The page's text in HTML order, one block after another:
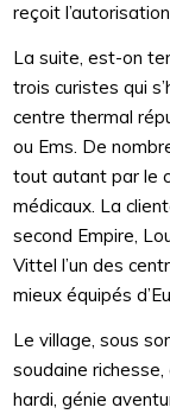
reçoit
La suite, est-on
trois curistes qui
centre thermal
ou Ems. De
tout autant par le
médicaux. La
second Empire,
Vittel l’un des
mieux équipés
Le village, sous
soudaine
hardi, génie